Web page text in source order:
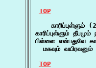
TOP
காரிப்புள்ளும்
காரிப்புள்ளும்
பிள்ளை என்பதுவே
மகவும்
TOP